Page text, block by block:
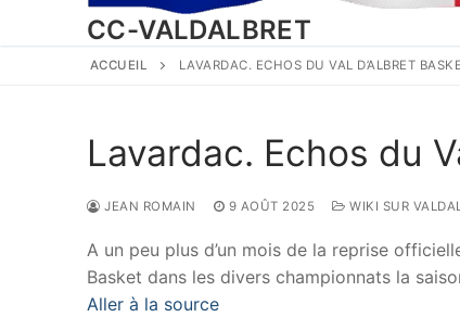
CC-VALDALBRET
ACCUEIL LAVARDAC. ECHOS DU VAL D’ALBRET
Lavardac. Echos du
JEAN ROMAIN 9 AOÛT 2025 WIKI SUR
A un peu plus d’un mois de la reprise
Basket dans les divers championnats la
Aller à la source